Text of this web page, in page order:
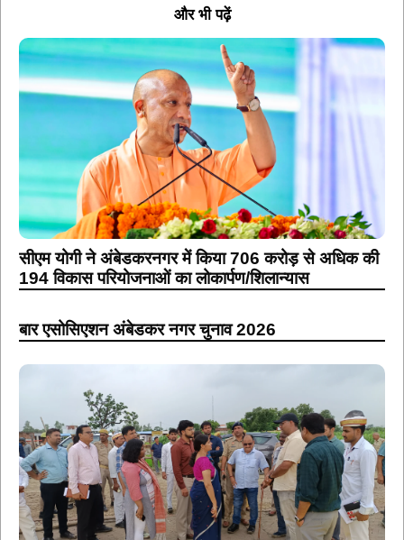
और भी पढ़ें
सीएम योगी ने अंबेडकरनगर में किया 706 करोड़ से अधिक की
194 विकास परियोजनाओं का लोकार्पण/शिलान्यास
बार एसोसिएशन अंबेडकर नगर चुनाव 2026